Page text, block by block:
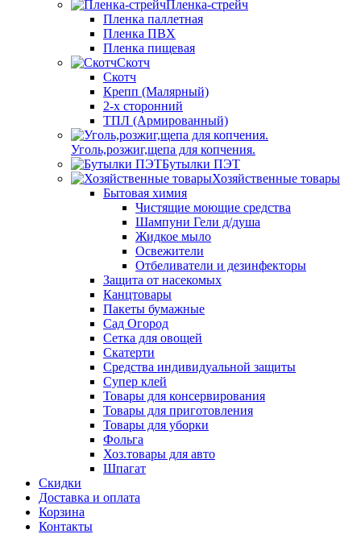
Пленка-стрейч
Пленка паллетная
Пленка ПВХ
Пленка пищевая
Скотч
Скотч
Крепп (Малярный)
2-х сторонний
ТПЛ (Армированный)
Уголь,розжиг,щепа для копчения.
Бутылки ПЭТ
Хозяйственные товары
Бытовая химия
Чистящие моющие средства
Шампуни Гели д/душа
Жидкое мыло
Освежители
Отбеливатели и дезинфекторы
Защита от насекомых
Канцтовары
Пакеты бумажные
Сад Огород
Сетка для овощей
Скатерти
Средства индивидуальной защиты
Супер клей
Товары для консервирования
Товары для приготовления
Товары для уборки
Фольга
Хоз.товары для авто
Шпагат
Скидки
Доставка и оплата
Корзина
Контакты